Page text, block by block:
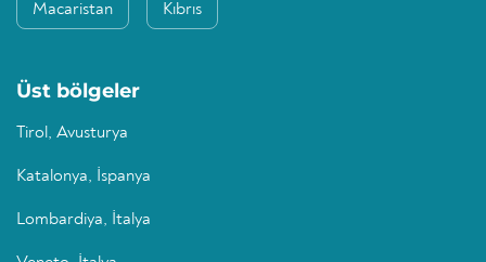
Macaristan Kıbrıs
Üst bölgeler
Tirol, Avusturya
Katalonya, İspanya
Lombardiya, İtalya